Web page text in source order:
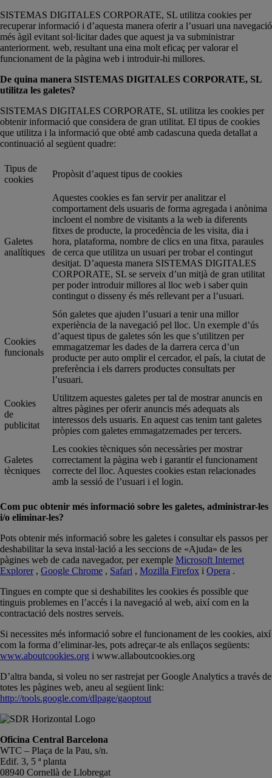
SISTEMAS DIGITALES CORPORATE, SL utilitza cookies per
recuperar informació i d’aquesta manera oferir a l’usuari una navegació
més àgil evitant sol·licitar dades que aquest ja va subministrar
anteriorment. web, resultant una eina molt eficaç per valorar el
funcionament de la pàgina web i introduir-hi millores.
De quina manera SISTEMAS DIGITALES CORPORATE, SL
utilitza les galetes?
SISTEMAS DIGITALES CORPORATE, SL utilitza les cookies per
obtenir informació que considera de gran utilitat. El tipus de cookies
que utilitza i la informació que obté amb cadascuna queda detallat a
continuació al següent quadre:
Tipus de
cookies
Propòsit d’aquest tipus de cookies
Galetes
analítiques
Aquestes cookies es fan servir per analitzar el
comportament dels usuaris de forma agregada i anònima
incloent el nombre de visitants a la web ia diferents
fitxes de producte, la procedència de les visita, dia i
hora, plataforma, nombre de clics en una fitxa, paraules
de cerca que utilitza un usuari per trobar el contingut
desitjat. D’aquesta manera SISTEMAS DIGITALES
CORPORATE, SL se serveix d’un mitjà de gran utilitat
per poder introduir millores al lloc web i saber quin
contingut o disseny és més rellevant per a l’usuari.
Cookies
funcionals
Són galetes que ajuden l’usuari a tenir una millor
experiència de la navegació pel lloc. Un exemple d’ús
d’aquest tipus de galetes són les que s’utilitzen per
emmagatzemar les dades de la darrera cerca d’un
producte per auto omplir el cercador, el país, la ciutat de
preferència i els darrers productes consultats per
l’usuari.
Cookies
de
publicitat
Utilitzem aquestes galetes per tal de mostrar anuncis en
altres pàgines per oferir anuncis més adequats als
interessos dels usuaris. En aquest cas tenim tant galetes
pròpies com galetes emmagatzemades per tercers.
Galetes
tècniques
Les cookies tècniques són necessàries per mostrar
correctament la pàgina web i garantir el funcionament
correcte del lloc. Aquestes cookies estan relacionades
amb la sessió de l’usuari i el login.
Com puc obtenir més informació sobre les galetes, administrar-les
i/o eliminar-les?
Pots obtenir més informació sobre les galetes i consultar els passos per
deshabilitar la seva instal·lació a les seccions de «Ajuda» de les
pàgines web de cada navegador, per exemple Microsoft Internet
Explorer, Google Chrome , Safari , Mozilla Firefox i Opera .
Tingues en compte que si deshabilites les cookies és possible que
tinguis problemes en l’accés i la navegació al web, així com en la
contractació dels nostres serveis.
Si necessites més informació sobre el funcionament de les cookies, així
com la forma d’eliminar-les, pots adreçar-te als enllaços següents:
www.aboutcookies.org i www.allaboutcookies.org
D’altra banda, si voleu no ser rastrejat per Google Analytics a través de
totes les pàgines web, aneu al següent link:
http://tools.google.com/dlpage/gaoptout
Oficina Central Barcelona
WTC – Plaça de la Pau, s/n.
Edif. 3, 5 ª planta
08940 Cornellà de Llobregat